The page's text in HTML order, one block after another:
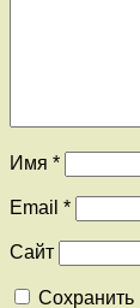
Имя *
Email *
Сайт
Сохранить